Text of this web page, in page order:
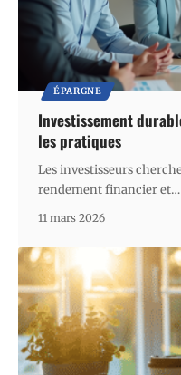
ÉPARGNE
Investissement
les pratiques
Les investisseurs
rendement financier et…
11 mars 2026